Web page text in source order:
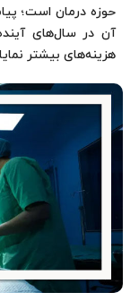
حوزه درمان است؛
آن در سال‌های
هزینه‌های بیشتر